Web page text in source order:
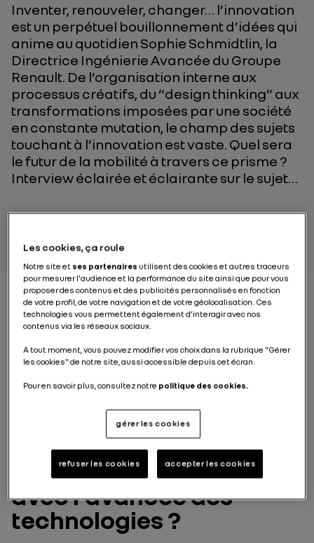
Inventer, renouveler, changer… l’innovation
est un perpétuel bouillonnement d’idées qui
anime au quotidien Sophie Schmidtlin, la
Directrice Ingénierie Avancée du Groupe
Renault. De l’organisation interne aux
processus créatifs, du “design thinking” aux
transformations imposées par une société
en constante mutation, le champ des sujets
touchant à l’innovation est vaste. Quel sera
le futur de la mobilité à travers ce prisme ?
Interview éclairée et éclairante sur le sujet…
L’innovation fait partie
intégrante de l’industrie
automobile depuis sa
création. Comment le
rythme s’est-il
récemment accéléré de
façon exponentielle
avec l’avancée des
technologies ?
Les cookies, ça roule
Notre site et ses partenaires utilisent des cookies et autres traceurs
pour mesurer l'audience et la performance du site ainsi que pour vous
proposer des contenus et des publicités personnalisés en fonction
de votre profil, de votre navigation et de votre géolocalisation. Ces
technologies vous permettent également d’interagir avec nos
contenus via les réseaux sociaux.
A tout moment, vous pouvez modifier vos choix dans la rubrique "Gérer
les cookies" de notre site, aussi accessible depuis cet écran.
Pour en savoir plus, consultez notre politique des cookies.
gérer les cookies
refuser les cookies accepter les cookies